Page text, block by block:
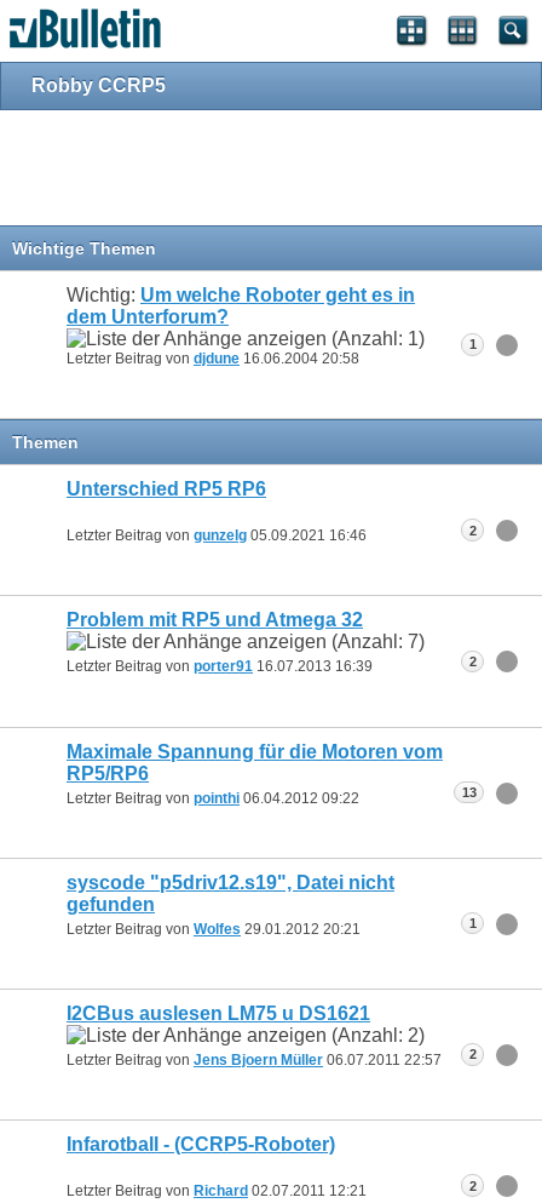
Robby CCRP5
Wichtige Themen
Wichtig: Um welche Roboter geht es in
dem Unterforum?
Letzter Beitrag von djdune 16.06.2004 20:58
1
Themen
Unterschied RP5 RP6
Letzter Beitrag von gunzelg 05.09.2021 16:46 2
Problem mit RP5 und Atmega 32
Letzter Beitrag von porter91 16.07.2013 16:39 2
Maximale Spannung für die Motoren vom
RP5/RP6
Letzter Beitrag von pointhi 06.04.2012 09:22 13
syscode "p5driv12.s19", Datei nicht
gefunden
Letzter Beitrag von Wolfes 29.01.2012 20:21 1
I2CBus auslesen LM75 u DS1621
Letzter Beitrag von Jens Bjoern Müller 06.07.2011 22:57 2
Infarotball - (CCRP5-Roboter)
Letzter Beitrag von Richard 02.07.2011 12:21 2